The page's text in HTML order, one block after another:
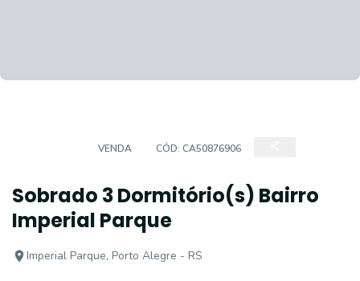
VENDA CÓD: CA50876906
Sobrado 3 Dormitório(s) Bairro
Imperial Parque
Imperial Parque, Porto Alegre - RS